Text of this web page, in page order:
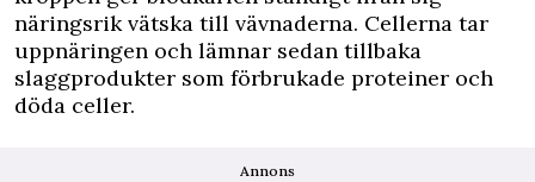
näringsrik vätska till vävnaderna. Cellerna tar
uppnäringen och lämnar sedan tillbaka
slaggprodukter som förbrukade proteiner och
döda celler.
Annons